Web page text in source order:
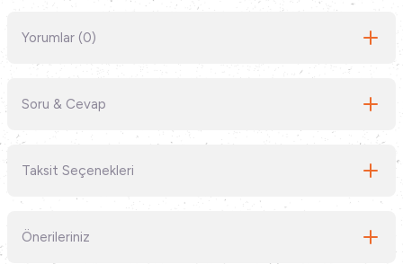
Yorumlar (0)
Soru & Cevap
Taksit Seçenekleri
Önerileriniz